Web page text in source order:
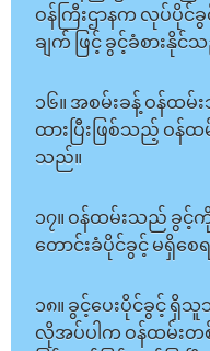
ဝန်ကြီးဌာနက လုပ်ပိုင်
ချက် ဖြင့် ခွင့်ခံစားနိုင်
၁၆။ အစမ်းခန့် ဝန်ထ
ထားပြီးဖြစ်သည့် ဝန်
သည်။
၁၇။ ဝန်ထမ်းသည် ခွင့်
တောင်းခံပိုင်ခွင့် မရှိစေရ
၁၈။ ခွင့်ပေးပိုင်ခွင့် ရှိ
လိုအပ်ပါက ဝန်ထမ်းတ